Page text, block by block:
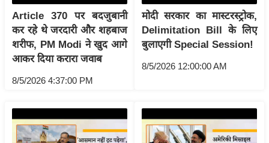
.
आ
ई
.
य
र
स
Article 370 पर बदजुबानी
कर रहे थे जरदारी और शहबाज
शरीफ, PM Modi ने खुद आगे
आकर दिया करारा जवाब
8/5/2026 4:37:00 PM
मोदी सरकार का मास्टरस्ट्रोक,
Delimitation Bill के लिए
बुलाएगी Special Session!
8/5/2026 12:00:00 AM